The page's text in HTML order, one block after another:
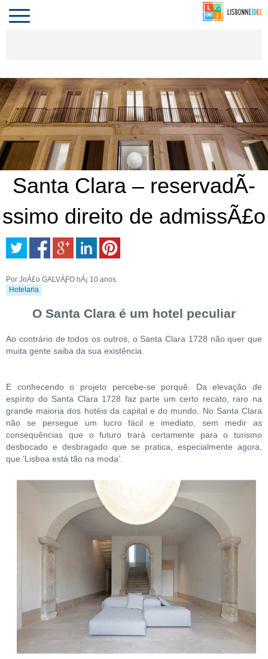
PORTUGAL
Toggle
navigation
Santa Clara – reservadÃ­
ssimo direito de admissÃ£o
Por JoÁ£o GALVÁƑO hÁ¡ 10 anos
Hotelaria
O Santa Clara é um hotel peculiar
Ao contrário de todos os outros, o Santa Clara 1728 não quer que
muita gente saiba da sua existência.
E conhecendo o projeto percebe-se porquê. Da elevação de
espírito do Santa Clara 1728 faz parte um certo recato, raro na
grande maioria dos hotéis da capital e do mundo. No Santa Clara
não se persegue um lucro fácil e imediato, sem medir as
consequências que o futuro trará certamente para o turismo
desbocado e desbragado que se pratica, especialmente agora,
que ‘Lisboa está tão na moda’.